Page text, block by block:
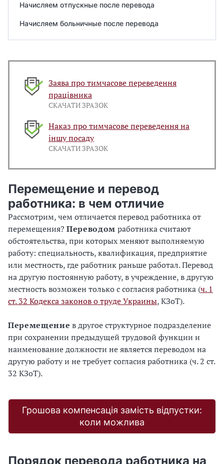
Начисляем отпускные после перевода
Начисляем больничные после перевода
Заява про тимчасове переведення
працівника
СКАЧАТИ ЗРАЗОК
Наказ про тимчасове переведення на
іншу посаду
СКАЧАТИ ЗРАЗОК
Перемещение и перевод
работника: в чем отличие
Рассмотрим, чем отличается перевод работника от
перемещения? Переводом работника считают
обстоятельства, при которых меняют выполняемую
работу: специальность, квалификация, предприятие
или местность, где работник раньше работал. Перевод
на другую постоянную работу, в учреждение, в другую
местность возможен только с согласия работника (ч. 1
ст. 32 Кодекса законов о труде Украины, КЗоТ).
Перемещение в другое структурное подразделение
при сохранении предыдущей трудовой функции и
наименование должности не является переводом на
другую работу и не требует согласия работника (ч. 2 ст.
32 КЗоТ).
Грошова компенсація замість відпустки:
коли можлива
Порядок перевода работника на